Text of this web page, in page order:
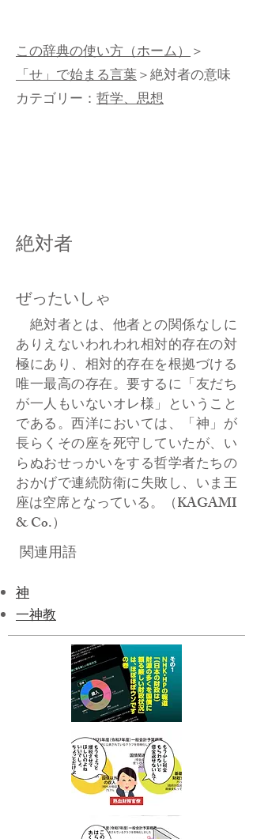
この辞典の使い方（ホーム）＞
「せ」で始まる言葉＞絶対者の意味
カテゴリー： 哲学、思想
絶対者
ぜったいしゃ
絶対者とは、他者との関係なしに
ありえないわれわれ相対的存在の対
極にあり、相対的存在を根拠づける
唯一最高の存在。要するに「友だち
が一人もいないオレ様」ということ
である。西洋においては、「神」が
長らくその座を死守していたが、い
らぬおせっかいをする哲学者たちの
おかげで連続防衛に失敗し、いま王
座は空席となっている。（KAGAMI
& Co.）
関連用語
神
一神教